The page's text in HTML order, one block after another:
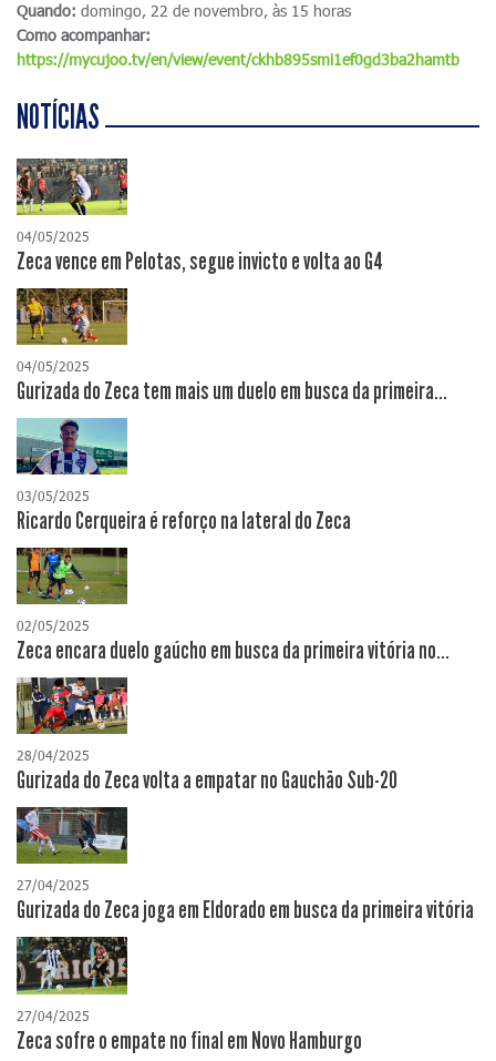
Quando: domingo, 22 de novembro, às 15 horas
Como acompanhar:
https://mycujoo.tv/en/view/event/ckhb895smi1ef0gd3ba2hamtb
NOTÍCIAS
04/05/2025
Zeca vence em Pelotas, segue invicto e volta ao G4
04/05/2025
Gurizada do Zeca tem mais um duelo em busca da primeira...
03/05/2025
Ricardo Cerqueira é reforço na lateral do Zeca
02/05/2025
Zeca encara duelo gaúcho em busca da primeira vitória no...
28/04/2025
Gurizada do Zeca volta a empatar no Gauchão Sub-20
27/04/2025
Gurizada do Zeca joga em Eldorado em busca da primeira vitória
27/04/2025
Zeca sofre o empate no final em Novo Hamburgo